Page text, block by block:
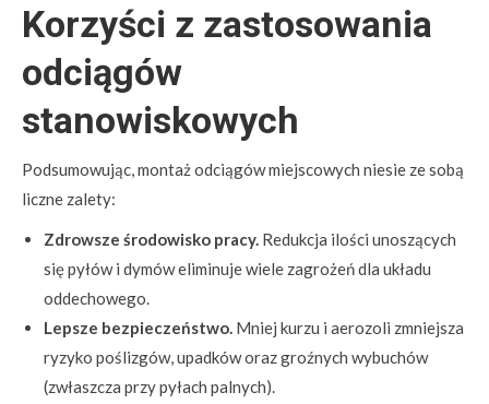
Korzyści z zastosowania
odciągów
stanowiskowych
Podsumowując, montaż odciągów miejscowych niesie ze sobą
liczne zalety:
Zdrowsze środowisko pracy. Redukcja ilości unoszących
się pyłów i dymów eliminuje wiele zagrożeń dla układu
oddechowego.
Lepsze bezpieczeństwo. Mniej kurzu i aerozoli zmniejsza
ryzyko poślizgów, upadków oraz groźnych wybuchów
(zwłaszcza przy pyłach palnych).